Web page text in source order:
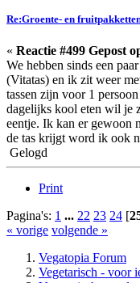
Re:Groente- en
« Reactie #499 Gepost
We hebben sinds een
(Vitatas) en ik zit weer
tassen zijn voor 1
dagelijks kool eten wil je
eentje. Ik kan er gewoon
de tas krijgt word ik ook
Gelogd
Print
Pagina's: 1 ... 22 23 24 [
« vorige volgende »
Vegatopia Forum
Vegetarisch - voor